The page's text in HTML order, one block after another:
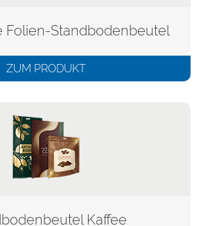
Folien-Standbodenbeutel
ZUM PRODUKT
Kaffee